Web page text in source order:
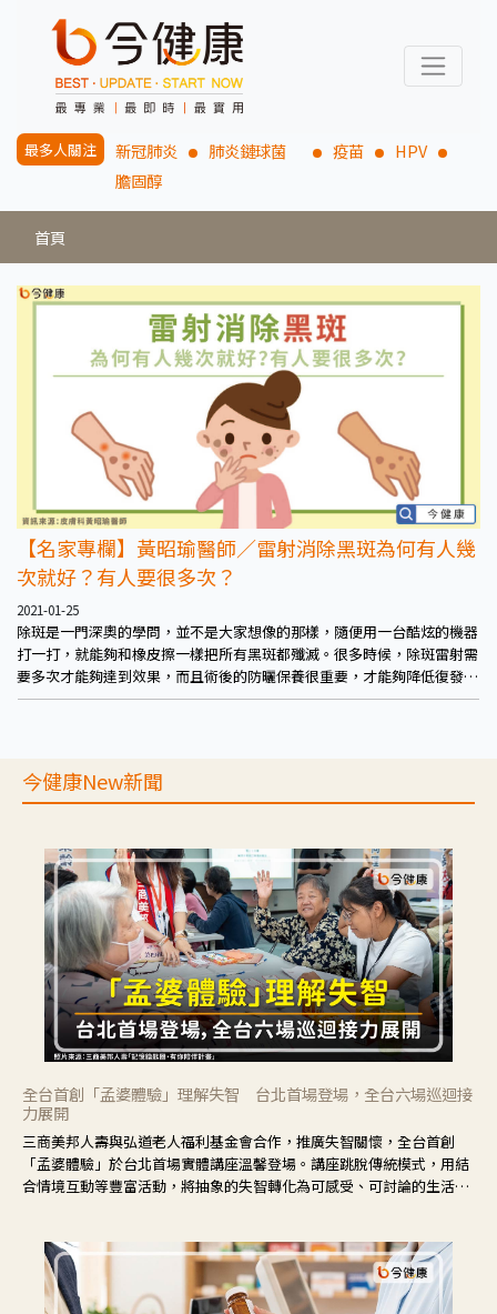
最多人關注 新冠肺炎 肺炎鏈球菌 疫苗
HPV
膽固醇
首頁
【名家專欄】黃昭瑜醫師／雷射消除黑斑為何有人幾
次就好？有人要很多次？
2021-01-25
除斑是一門深奧的學問，並不是大家想像的那樣，隨便用一台酷炫的機器
打一打，就能夠和橡皮擦一樣把所有黑斑都殲滅。很多時候，除斑雷射需
要多次才能夠達到效果，而且術後的防曬保養很重要，才能夠降低復發的
機率。 此外，每個人的狀況和需要的次數也會有所差別，需要個別評
今健康New新聞
全台首創「孟婆體驗」理解失智 台北首場登場，全台六場巡迴接
力展開
三商美邦人壽與弘道老人福利基金會合作，推廣失智關懷，全台首創
「孟婆體驗」於台北首場實體講座溫馨登場。講座跳脫傳統模式，用結
合情境互動等豐富活動，將抽象的失智轉化為可感受、可討論的生活情